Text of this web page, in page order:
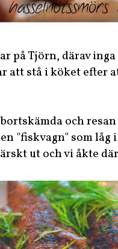
på Tjörn, därav inga
att stå i köket efter
och
"fiskvagn" som
ut och vi åkte